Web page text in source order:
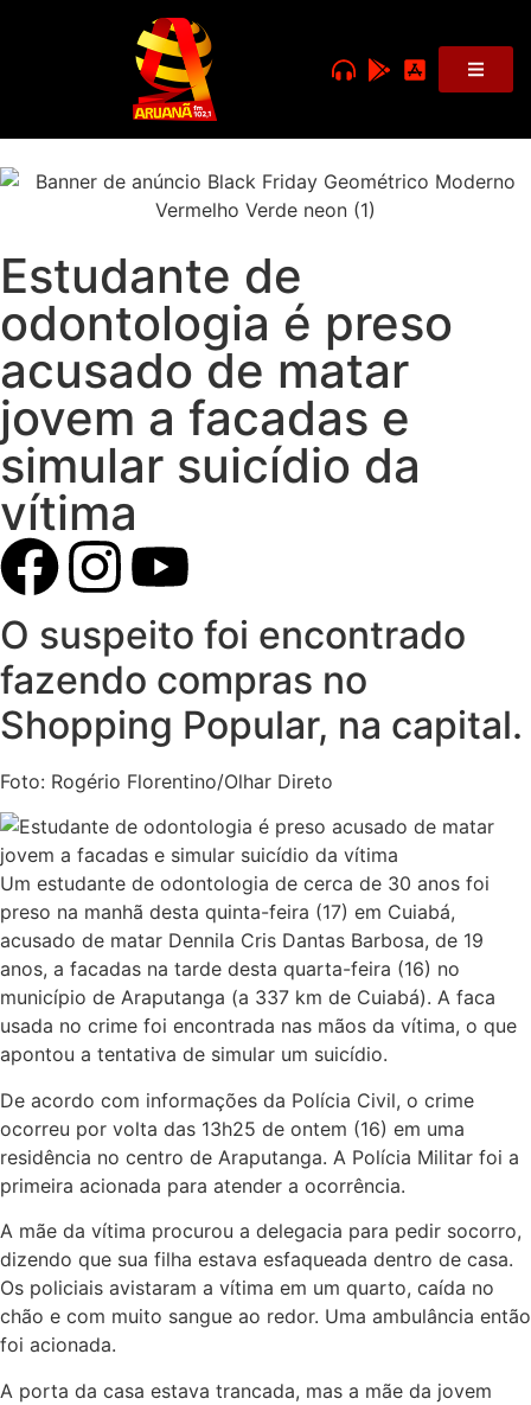
Estudante de
odontologia é preso
acusado de matar
jovem a facadas e
simular suicídio da
vítima
O suspeito foi encontrado
fazendo compras no
Shopping Popular, na capital.
Foto: Rogério Florentino/Olhar Direto
Um estudante de odontologia de cerca de 30 anos foi
preso na manhã desta quinta-feira (17) em Cuiabá,
acusado de matar Dennila Cris Dantas Barbosa, de 19
anos, a facadas na tarde desta quarta-feira (16) no
município de Araputanga (a 337 km de Cuiabá). A faca
usada no crime foi encontrada nas mãos da vítima, o que
apontou a tentativa de simular um suicídio.
De acordo com informações da Polícia Civil, o crime
ocorreu por volta das 13h25 de ontem (16) em uma
residência no centro de Araputanga. A Polícia Militar foi a
primeira acionada para atender a ocorrência.
A mãe da vítima procurou a delegacia para pedir socorro,
dizendo que sua filha estava esfaqueada dentro de casa.
Os policiais avistaram a vítima em um quarto, caída no
chão e com muito sangue ao redor. Uma ambulância então
foi acionada.
A porta da casa estava trancada, mas a mãe da jovem